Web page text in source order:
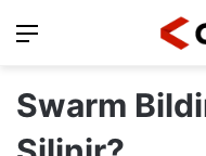
Ara
Swarm